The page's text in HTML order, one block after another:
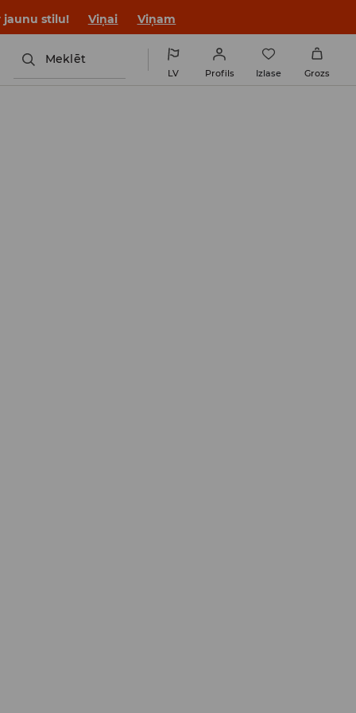
jaunu stilu! Viņai Viņam
Meklēt
LV Profils Izlase Grozs